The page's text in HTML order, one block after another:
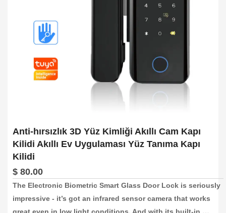
Anti-hırsızlık 3D Yüz Kimliği Akıllı Cam Kapı
Kilidi Akıllı Ev Uygulaması Yüz Tanıma Kapı
Kilidi
$ 80.00
The Electronic Biometric Smart Glass Door Lock is seriously
impressive - it’s got an infrared sensor camera that works